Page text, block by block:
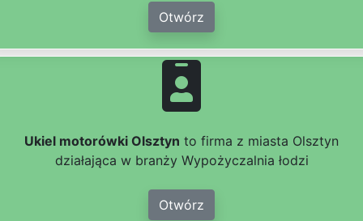
Otwórz
Ukiel motorówki Olsztyn to firma z miasta Olsztyn
działająca w branży Wypożyczalnia łodzi
Otwórz